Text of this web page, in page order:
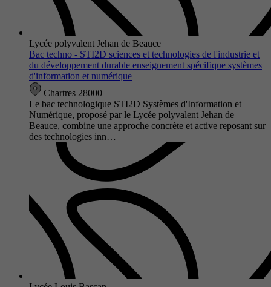
Lycée polyvalent Jehan de Beauce
Bac techno - STI2D sciences et technologies de l'industrie et
du développement durable enseignement spécifique systèmes
d'information et numérique
Chartres 28000
Le bac technologique STI2D Systèmes d'Information et
Numérique, proposé par le Lycée polyvalent Jehan de
Beauce, combine une approche concrète et active reposant sur
des technologies inn…